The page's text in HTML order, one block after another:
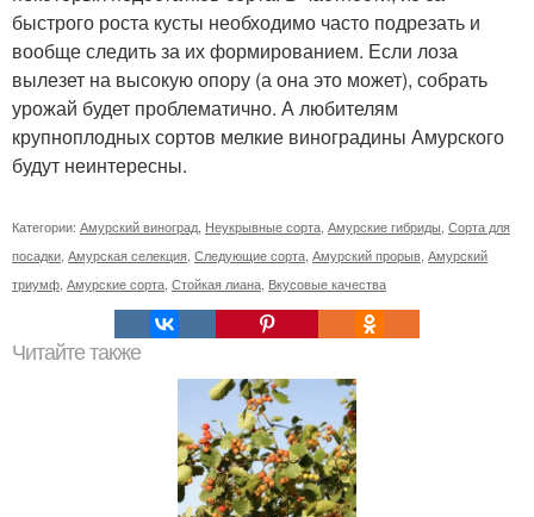
быстрого роста кусты необходимо часто подрезать и
вообще следить за их формированием. Если лоза
вылезет на высокую опору (а она это может), собрать
урожай будет проблематично. А любителям
крупноплодных сортов мелкие виноградины Амурского
будут неинтересны.
Категории: Амурский виноград Неукрывные сорта Амурские гибриды Сорта для
посадки Амурская селекция Следующие сорта Амурский прорыв Амурский
триумф Амурские сорта Стойкая лиана Вкусовые качества
Читайте также